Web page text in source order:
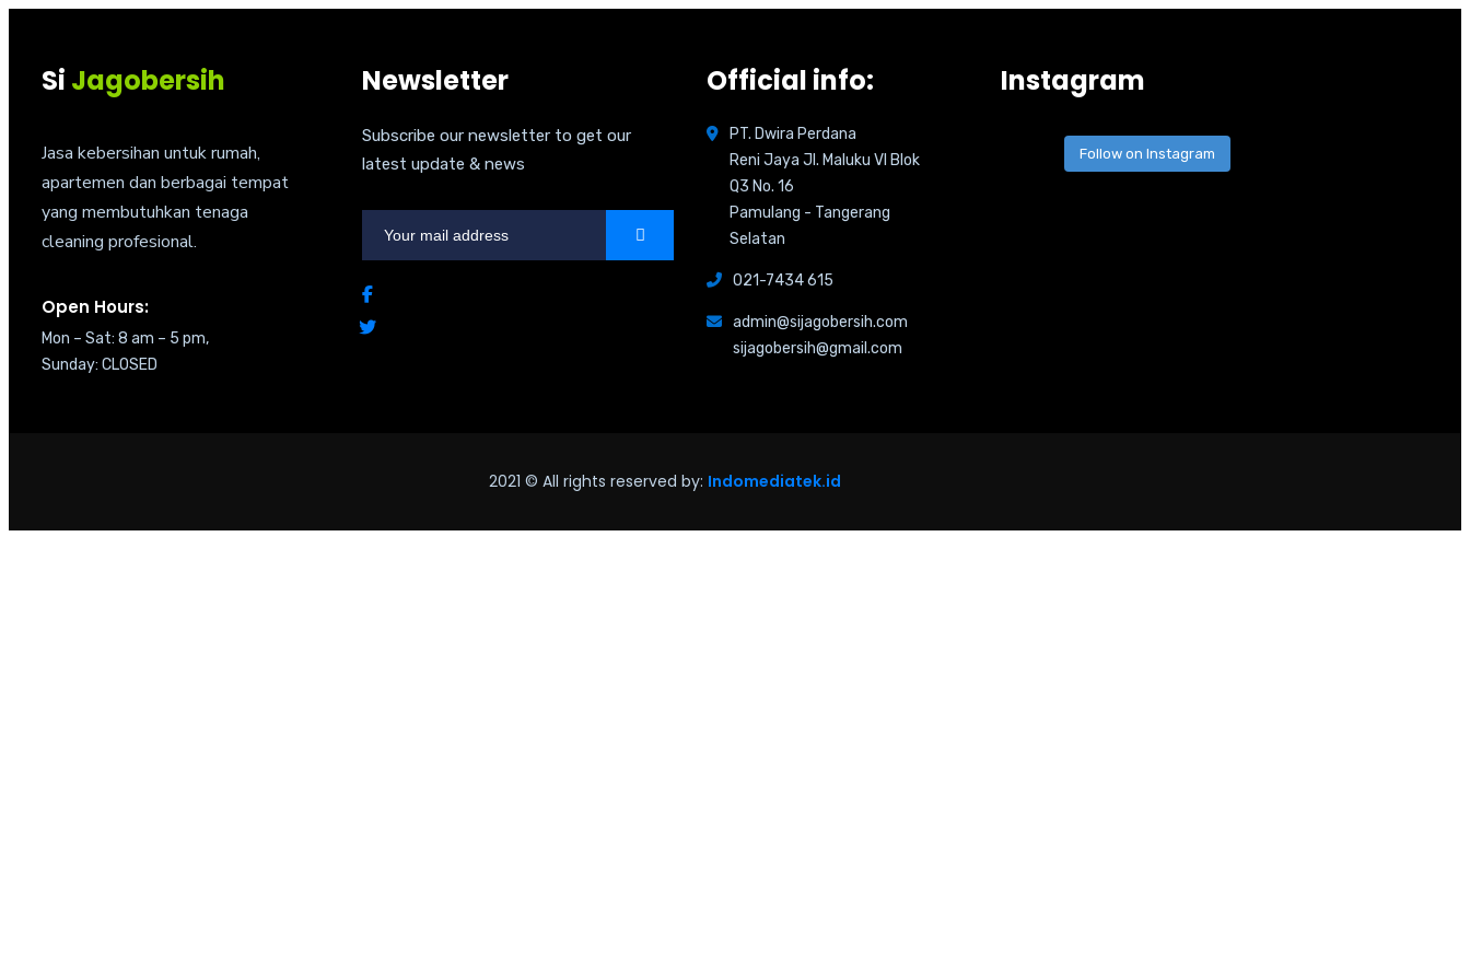
Si Jagobersih
Jasa kebersihan untuk rumah,
apartemen dan berbagai tempat
yang membutuhkan tenaga
cleaning profesional.
Open Hours:
Mon – Sat: 8 am – 5 pm,
Sunday: CLOSED
Newsletter
Subscribe our newsletter to get our
latest update & news
Official info:
PT. Dwira Perdana
Reni Jaya Jl. Maluku VI Blok
Q3 No. 16
Pamulang - Tangerang
Selatan
021-7434 615
admin@sijagobersih.com
sijagobersih@gmail.com
Instagram
Follow on Instagram
2021 © All rights reserved by: Indomediatek.id